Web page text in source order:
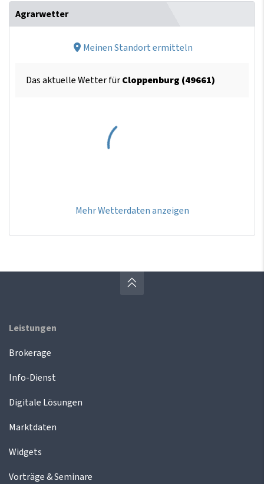
Agrarwetter
Meinen Standort ermitteln
Das aktuelle Wetter fürCloppenburg (49661)
Mehr Wetterdaten anzeigen
Leistungen
Brokerage
Info-Dienst
Digitale Lösungen
Marktdaten
Widgets
Vorträge & Seminare